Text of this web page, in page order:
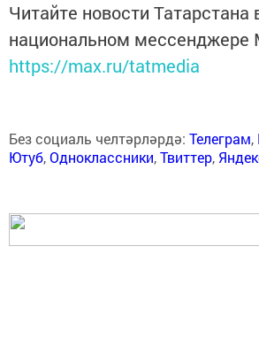
Читайте новости Татарстана
национальном мессенджере
https://max.ru/tatmedia
Без социаль челтәрләрдә: Телеграм,
Ютуб,Одноклассники,Твиттер,